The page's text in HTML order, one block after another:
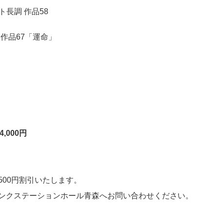
長調 作品58
品67「運命」
円
円割引いたします。
ステーションホール青森へお問い合わせください。